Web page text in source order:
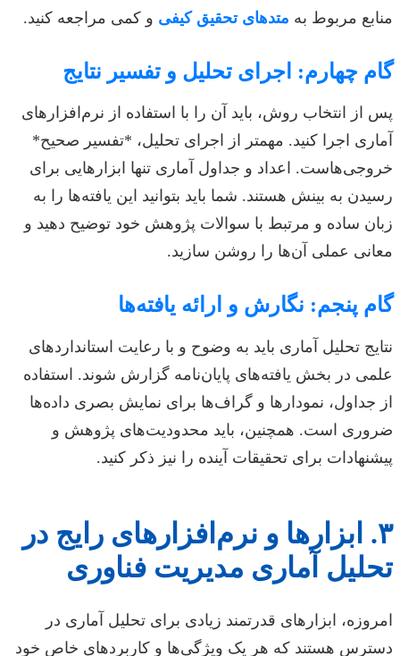
منابع مربوط به متدهای تحقیق کیفی و کمی مراجعه کنید.
گام چهارم: اجرای تحلیل و تفسیر نتایج
پس از انتخاب روش، باید آن را با استفاده از نرم‌افزارهای
آماری اجرا کنید. مهمتر از اجرای تحلیل، *تفسیر صحیح*
خروجی‌هاست. اعداد و جداول آماری تنها ابزارهایی برای
رسیدن به بینش هستند. شما باید بتوانید این یافته‌ها را به
زبان ساده و مرتبط با سوالات پژوهش خود توضیح دهید و
معانی عملی آن‌ها را روشن سازید.
گام پنجم: نگارش و ارائه یافته‌ها
نتایج تحلیل آماری باید به وضوح و با رعایت استانداردهای
علمی در بخش یافته‌های پایان‌نامه گزارش شوند. استفاده
از جداول، نمودارها و گراف‌ها برای نمایش بصری داده‌ها
ضروری است. همچنین، باید محدودیت‌های پژوهش و
پیشنهادات برای تحقیقات آینده را نیز ذکر کنید.
۳. ابزارها و نرم‌افزارهای رایج در
تحلیل آماری مدیریت فناوری
امروزه، ابزارهای قدرتمند زیادی برای تحلیل آماری در
دسترس هستند که هر یک ویژگی‌ها و کاربردهای خاص خود